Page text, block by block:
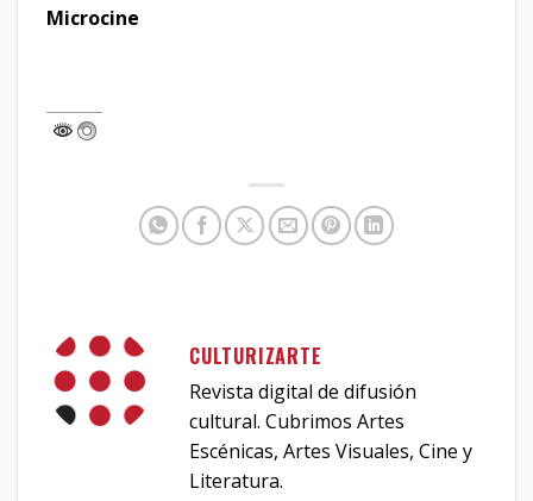
Microcine
CULTURIZARTE
Revista digital de difusión
cultural. Cubrimos Artes
Escénicas, Artes Visuales, Cine y
Literatura.